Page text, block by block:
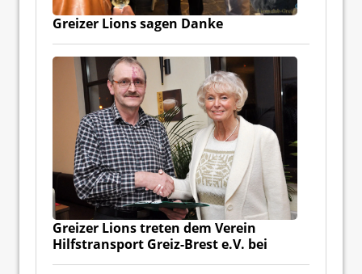
Greizer Lions sagen Danke
Greizer Lions treten dem Verein
Hilfstransport Greiz-Brest e.V. bei